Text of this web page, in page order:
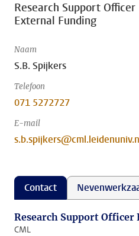
Research Support Officer
External Funding
Naam
S.B. Spijkers
Telefoon
071 5272727
E-mail
Contact
Research Support
CML